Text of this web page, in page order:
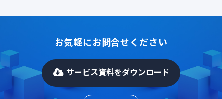
お気軽にお問合せください
サービス資料をダウンロード